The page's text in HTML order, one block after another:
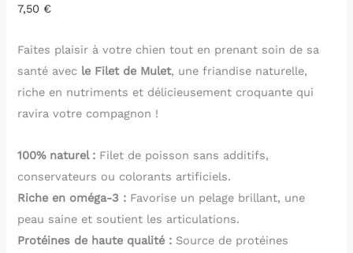
7,50 €
Faites plaisir à votre chien tout en prenant soin de sa
santé avec le Filet de Mulet, une friandise naturelle,
riche en nutriments et délicieusement croquante qui
ravira votre compagnon !
100% naturel : Filet de poisson sans additifs,
conservateurs ou colorants artificiels.
Riche en oméga-3 : Favorise un pelage brillant, une
peau saine et soutient les articulations.
Protéines de haute qualité : Source de protéines